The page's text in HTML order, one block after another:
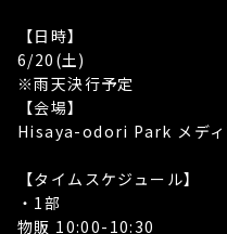
【日時】
6/20(土)
※雨天決行予定
【会場】
Hisaya-odori Park メディ
【タイムスケジュール】
・1部
物販 10:00-10:30